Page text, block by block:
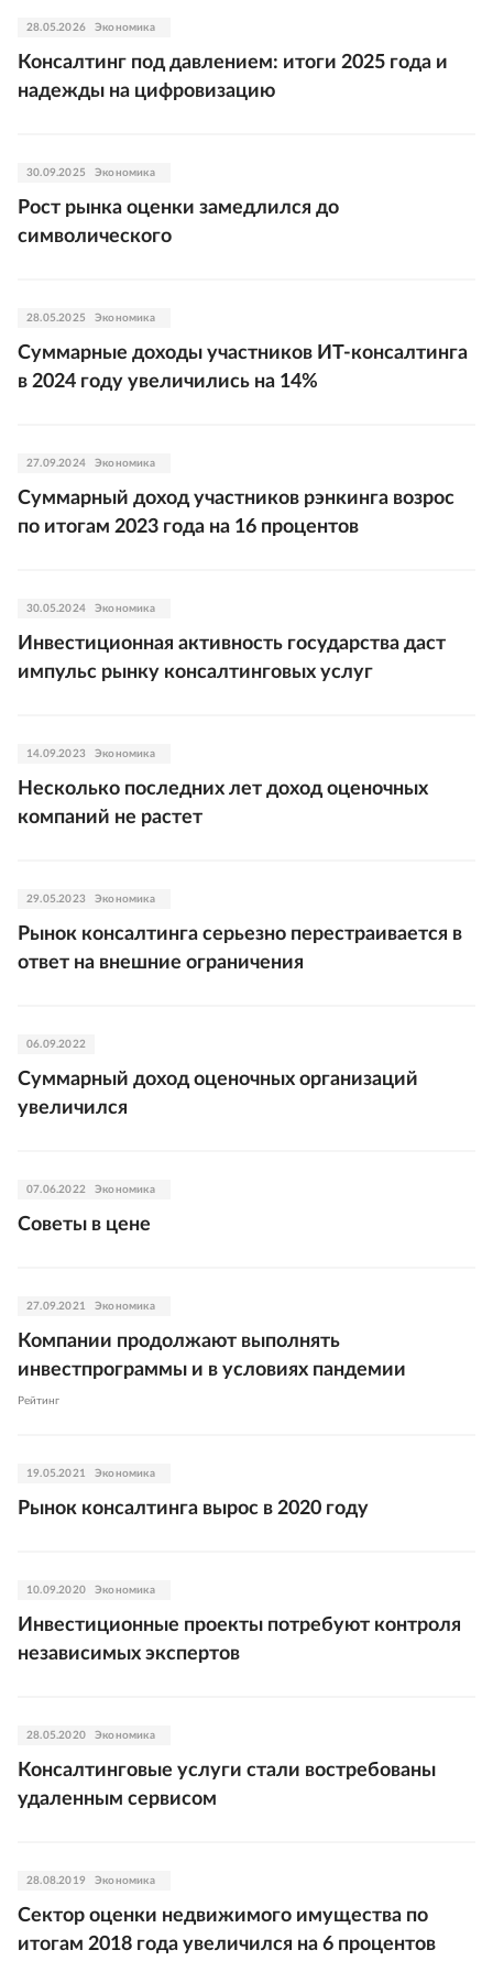
28.05.2026 Экономика
Консалтинг под давлением: итоги 2025 года и
надежды на цифровизацию
30.09.2025 Экономика
Рост рынка оценки замедлился до
символического
28.05.2025 Экономика
Суммарные доходы участников ИТ-консалтинга
в 2024 году увеличились на 14%
27.09.2024 Экономика
Суммарный доход участников рэнкинга возрос
по итогам 2023 года на 16 процентов
30.05.2024 Экономика
Инвестиционная активность государства даст
импульс рынку консалтинговых услуг
14.09.2023 Экономика
Несколько последних лет доход оценочных
компаний не растет
29.05.2023 Экономика
Рынок консалтинга серьезно перестраивается в
ответ на внешние ограничения
06.09.2022
Суммарный доход оценочных организаций
увеличился
07.06.2022 Экономика
Советы в цене
27.09.2021 Экономика
Компании продолжают выполнять
инвестпрограммы и в условиях пандемии
рейтинг
19.05.2021 Экономика
Рынок консалтинга вырос в 2020 году
10.09.2020 Экономика
Инвестиционные проекты потребуют контроля
независимых экспертов
28.05.2020 Экономика
Консалтинговые услуги стали востребованы
удаленным сервисом
28.08.2019 Экономика
Сектор оценки недвижимого имущества по
итогам 2018 года увеличился на 6 процентов